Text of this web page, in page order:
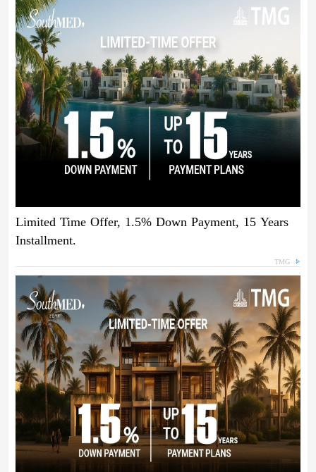
Limited Time Offer, 1.5% Down Payment, 15 Years
Installment.
TMG